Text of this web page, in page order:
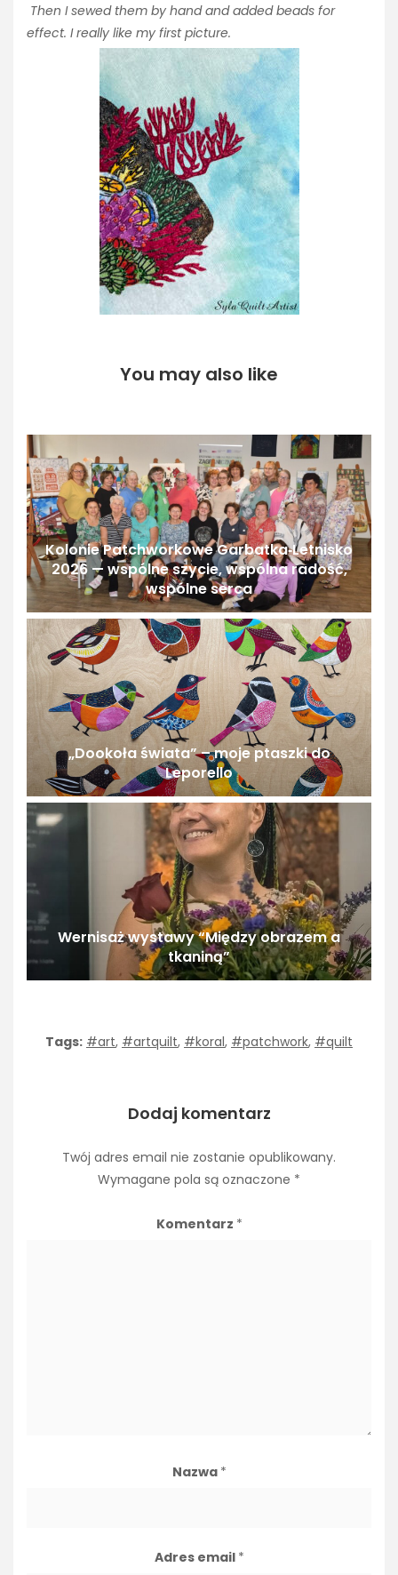
Then I sewed them by hand and added beads for
effect. I really like my first picture.
You may also like
Kolonie Patchworkowe Garbatka‑Letnisko
2026 — wspólne szycie, wspólna radość,
wspólne serca
„Dookoła świata” – moje ptaszki do
Leporello
Wernisaż wystawy “Między obrazem a
tkaniną”
Tags: #art, #artquilt, #koral, #patchwork, #quilt
Dodaj komentarz
Twój adres email nie zostanie opublikowany.
Wymagane pola są oznaczone *
Komentarz *
Nazwa *
Adres email *